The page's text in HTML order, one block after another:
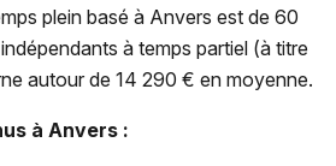
plein basé à Anvers est de 60
à temps partiel (à titre
autour de 14 290 € en moyenne.
à Anvers :